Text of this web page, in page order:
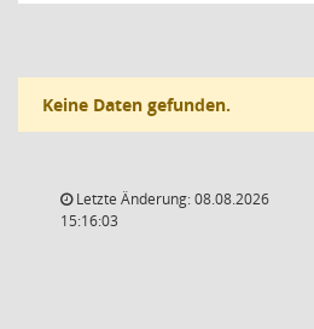
Keine Daten gefunden.
Letzte Änderung: 08.08.2026
15:16:03